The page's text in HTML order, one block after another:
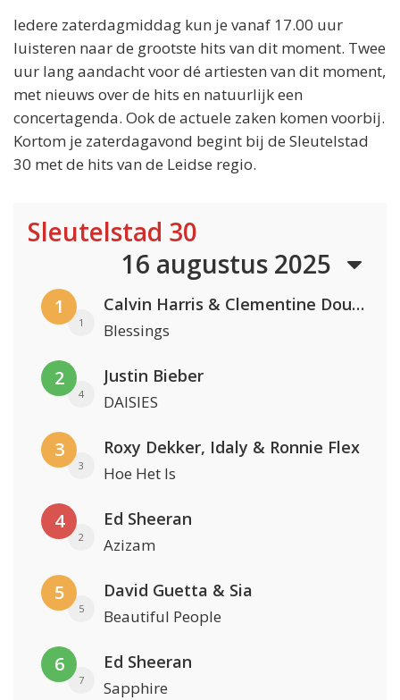
Iedere zaterdagmiddag kun je vanaf 17.00 uur
luisteren naar de grootste hits van dit moment. Twee
uur lang aandacht voor dé artiesten van dit moment,
met nieuws over de hits en natuurlijk een
concertagenda. Ook de actuele zaken komen voorbij.
Kortom je zaterdagavond begint bij de Sleutelstad
30 met de hits van de Leidse regio.
Sleutelstad 30
16 augustus 2025
1
1
Calvin Harris & Clementine Douglas
Blessings
2
4
Justin Bieber
DAISIES
3
3
Roxy Dekker, Idaly & Ronnie Flex
Hoe Het Is
4
2
Ed Sheeran
Azizam
5
5
David Guetta & Sia
Beautiful People
6
7
Ed Sheeran
Sapphire